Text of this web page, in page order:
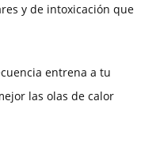
y de intoxicación que
entrena a tu
las olas de calor